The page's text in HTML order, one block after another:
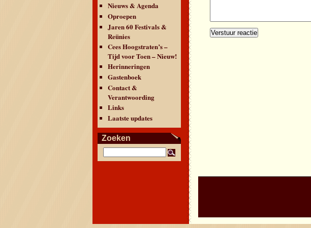
Nieuws & Agenda
Oproepen
Jaren 60 Festivals &
Reünies
Cees Hoogstraten’s –
Tijd voor Toen – Nieuw!
Herinneringen
Gastenboek
Contact &
Verantwoording
Links
Laatste updates
Zoeken